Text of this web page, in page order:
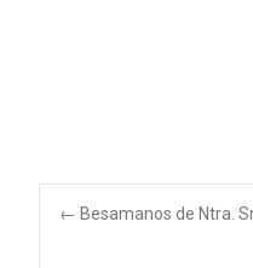
← Besamanos de Ntra.